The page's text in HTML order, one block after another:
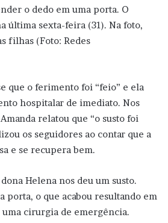
o dedo em uma porta. O
última sexta-feira (31). Na foto,
filhas (Foto: Redes
que o ferimento foi “feio” e ela
hospitalar de imediato. Nos
relatou que “o susto foi
os seguidores ao contar que a
e se recupera bem.
Helena nos deu um susto.
porta, o que acabou resultando em
uma cirurgia de emergência.